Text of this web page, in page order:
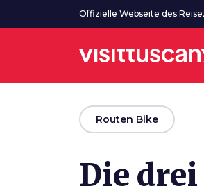
Zum HauptinhaltOffizielle Webseite des
arrow_backRouten Bike
Die